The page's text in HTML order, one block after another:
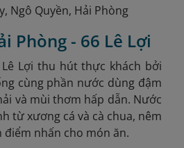
Ngô Quyền, Hải Phòng
Phòng - 66 Lê Lợi
Lợi thu hút thực khách bởi
cùng phần nước dùng đậm
và mùi thơm hấp dẫn. Nước
từ xương cá và cà chua, nêm
điểm nhấn cho món ăn.